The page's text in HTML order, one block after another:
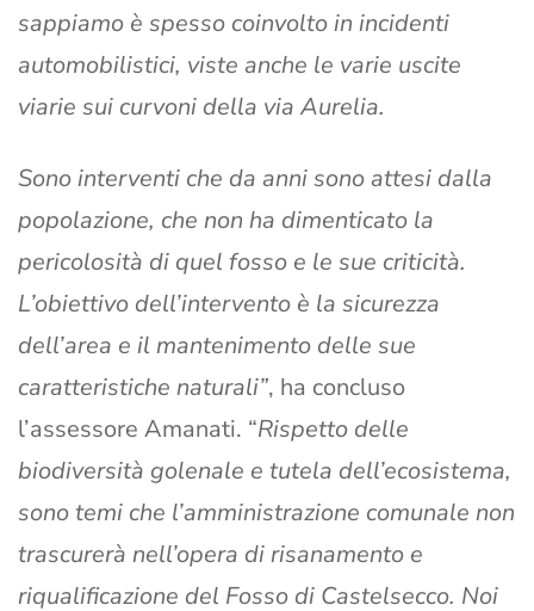
sappiamo è spesso coinvolto in incidenti
automobilistici, viste anche le varie uscite
viarie sui curvoni della via Aurelia.
Sono interventi che da anni sono attesi dalla
popolazione, che non ha dimenticato la
pericolosità di quel fosso e le sue criticità.
L’obiettivo dell’intervento è la sicurezza
dell’area e il mantenimento delle sue
caratteristiche naturali”, ha concluso
l’assessore Amanati. “Rispetto delle
biodiversità golenale e tutela dell’ecosistema,
sono temi che l’amministrazione comunale non
trascurerà nell’opera di risanamento e
riqualificazione del Fosso di Castelsecco. Noi